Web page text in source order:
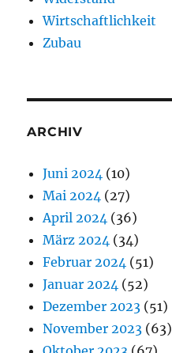
Wirtschaftlichkeit
Zubau
ARCHIV
Juni 2024 (10)
Mai 2024 (27)
April 2024 (36)
März 2024 (34)
Februar 2024 (51)
Januar 2024 (52)
Dezember 2023 (51)
November 2023 (63)